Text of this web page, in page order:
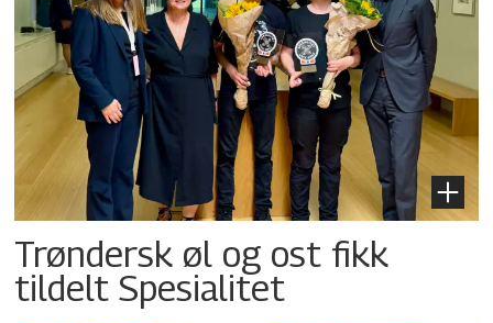
Trøndersk øl og ost fikk
tildelt Spesialitet